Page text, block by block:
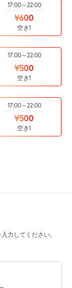
17:00～22:00
¥600
空き1
17:00～22:00
¥500
空き1
17:00～22:00
¥500
空き1
休
力してください。